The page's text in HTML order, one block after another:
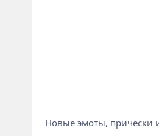
Новые эмоты, причёски